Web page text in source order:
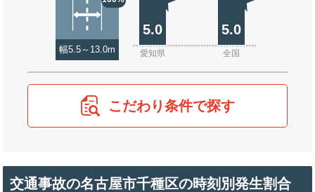
幅5.5～13.0m
5.0 5.0
愛知県 全国
こだわり条件で探す
交通事故の名古屋市千種区の時刻別発生割合